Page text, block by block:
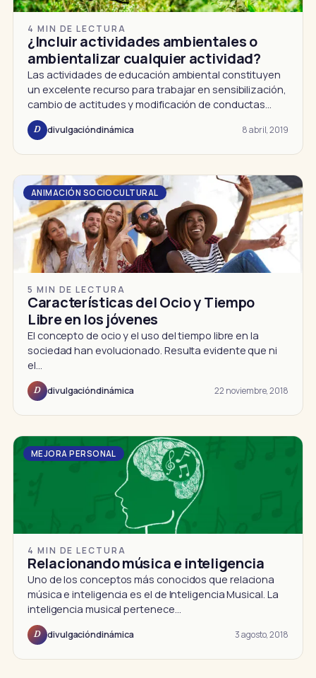
4 MIN DE LECTURA
¿Incluir actividades ambientales o
ambientalizar cualquier actividad?
Las actividades de educación ambiental constituyen
un excelente recurso para trabajar en sensibilización,
cambio de actitudes y modificación de conductas…
D divulgacióndinámica 8 abril, 2019
ANIMACIÓN SOCIOCULTURAL
5 MIN DE LECTURA
Características del Ocio y Tiempo
Libre en los jóvenes
El concepto de ocio y el uso del tiempo libre en la
sociedad han evolucionado. Resulta evidente que ni
el…
D divulgacióndinámica 22 noviembre, 2018
MEJORA PERSONAL
4 MIN DE LECTURA
Relacionando música e inteligencia
Uno de los conceptos más conocidos que relaciona
música e inteligencia es el de Inteligencia Musical. La
inteligencia musical pertenece…
D divulgacióndinámica 3 agosto, 2018